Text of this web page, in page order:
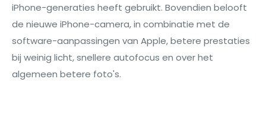
iPhone-generaties heeft gebruikt. Bovendien belooft
de nieuwe iPhone-camera, in combinatie met de
software-aanpassingen van Apple, betere prestaties
bij weinig licht, snellere autofocus en over het
algemeen betere foto's.